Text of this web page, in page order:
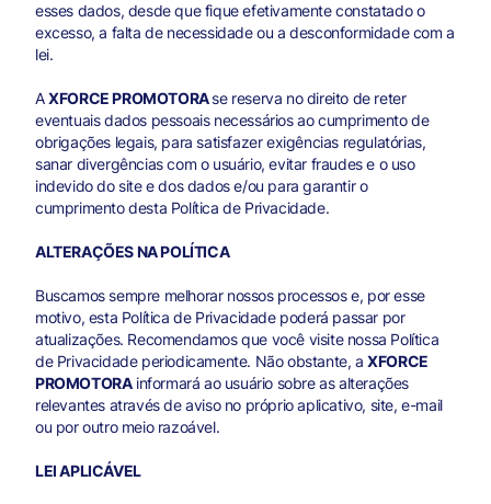
esses dados, desde que fique efetivamente constatado o
excesso, a falta de necessidade ou a desconformidade com a
lei.
AXFORCE PROMOTORAse reserva no direito de reter
eventuais dados pessoais necessários ao cumprimento de
obrigações legais, para satisfazer exigências regulatórias,
sanar divergências com o usuário, evitar fraudes e o uso
indevido do site e dos dados e/ou para garantir o
cumprimento desta Política de Privacidade.
ALTERAÇÕES NA POLÍTICA
Buscamos sempre melhorar nossos processos e, por esse
motivo, esta Política de Privacidade poderá passar por
atualizações. Recomendamos que você visite nossa Política
de Privacidade periodicamente. Não obstante, aXFORCE
PROMOTORAinformará ao usuário sobre as alterações
relevantes através de aviso no próprio aplicativo, site, e-mail
ou por outro meio razoável.
LEI APLICÁVEL